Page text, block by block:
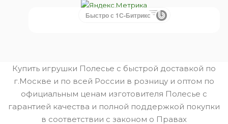
Быстро с 1С-Битрикс
Купить игрушки Полесье с быстрой доставкой по
г.Москве и по всей России в розницу и оптом по
официальным ценам изготовителя Полесье с
гарантией качества и полной поддержкой покупки
в соответствии с законом о Правах